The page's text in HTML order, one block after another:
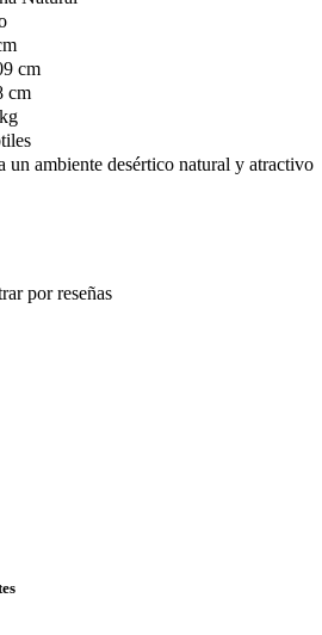
cm
cm
un ambiente desértico natural y atractivo
por reseñas